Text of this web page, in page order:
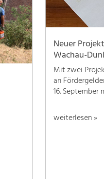
Neuer
Wachau-
Mit zwei
an
16. September
weiterlesen »